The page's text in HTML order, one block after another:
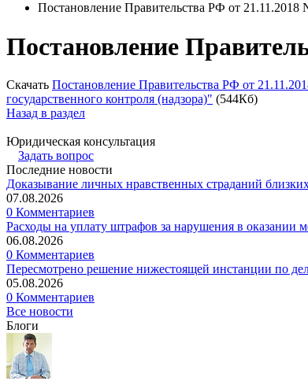
Постановление Правительства РФ от 21.11.2018
Постановление
Скачать Постановление Правительства РФ от
государственного контроля (надзора)" (544Кб)
Назад в раздел
Юридическая консультация
Задать вопрос
Последние новости
Доказывание личных нравственных страданий
07.08.2026
0 Комментариев
Расходы на уплату штрафов за нарушения в
06.08.2026
0 Комментариев
Пересмотрено решение нижестоящей инстанции по
05.08.2026
0 Комментариев
Все новости
Блоги